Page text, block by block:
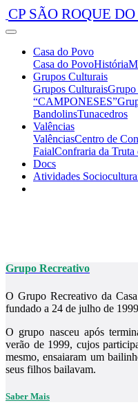
CP SÃO ROQUE
Casa do Povo
Casa do PovoHistória
Grupos Culturais
Grupos CulturaisGrupo
“CAMPONESES”
BandolinsTunacedros
Valências
ValênciasCentro de
FaialConfraria da Truta
Docs
Atividades
Grupo Recreativo
O Grupo Recreativo da
fundado a 24 de julho de
O grupo nasceu após
verão de 1999, cujos
mesmo, ensaiaram um
seus filhos bailavam.
Saber Mais